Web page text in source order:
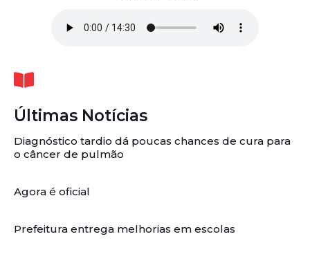
Últimas Notícias
Diagnóstico tardio dá poucas chances de cura para
o câncer de pulmão
Agora é oficial
Prefeitura entrega melhorias em escolas